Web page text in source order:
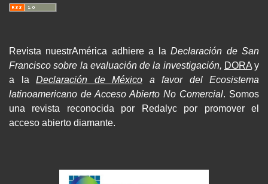
Revista nuestrAmérica adhiere a laDeclaración de San
Francisco sobre la evaluación de la investigación, DORAy
a la Declaración de México a favor del Ecosistema
latinoamericano de Acceso Abierto No Comercial. Somos
una revista reconocida por Redalyc por promover el
acceso abierto diamante.